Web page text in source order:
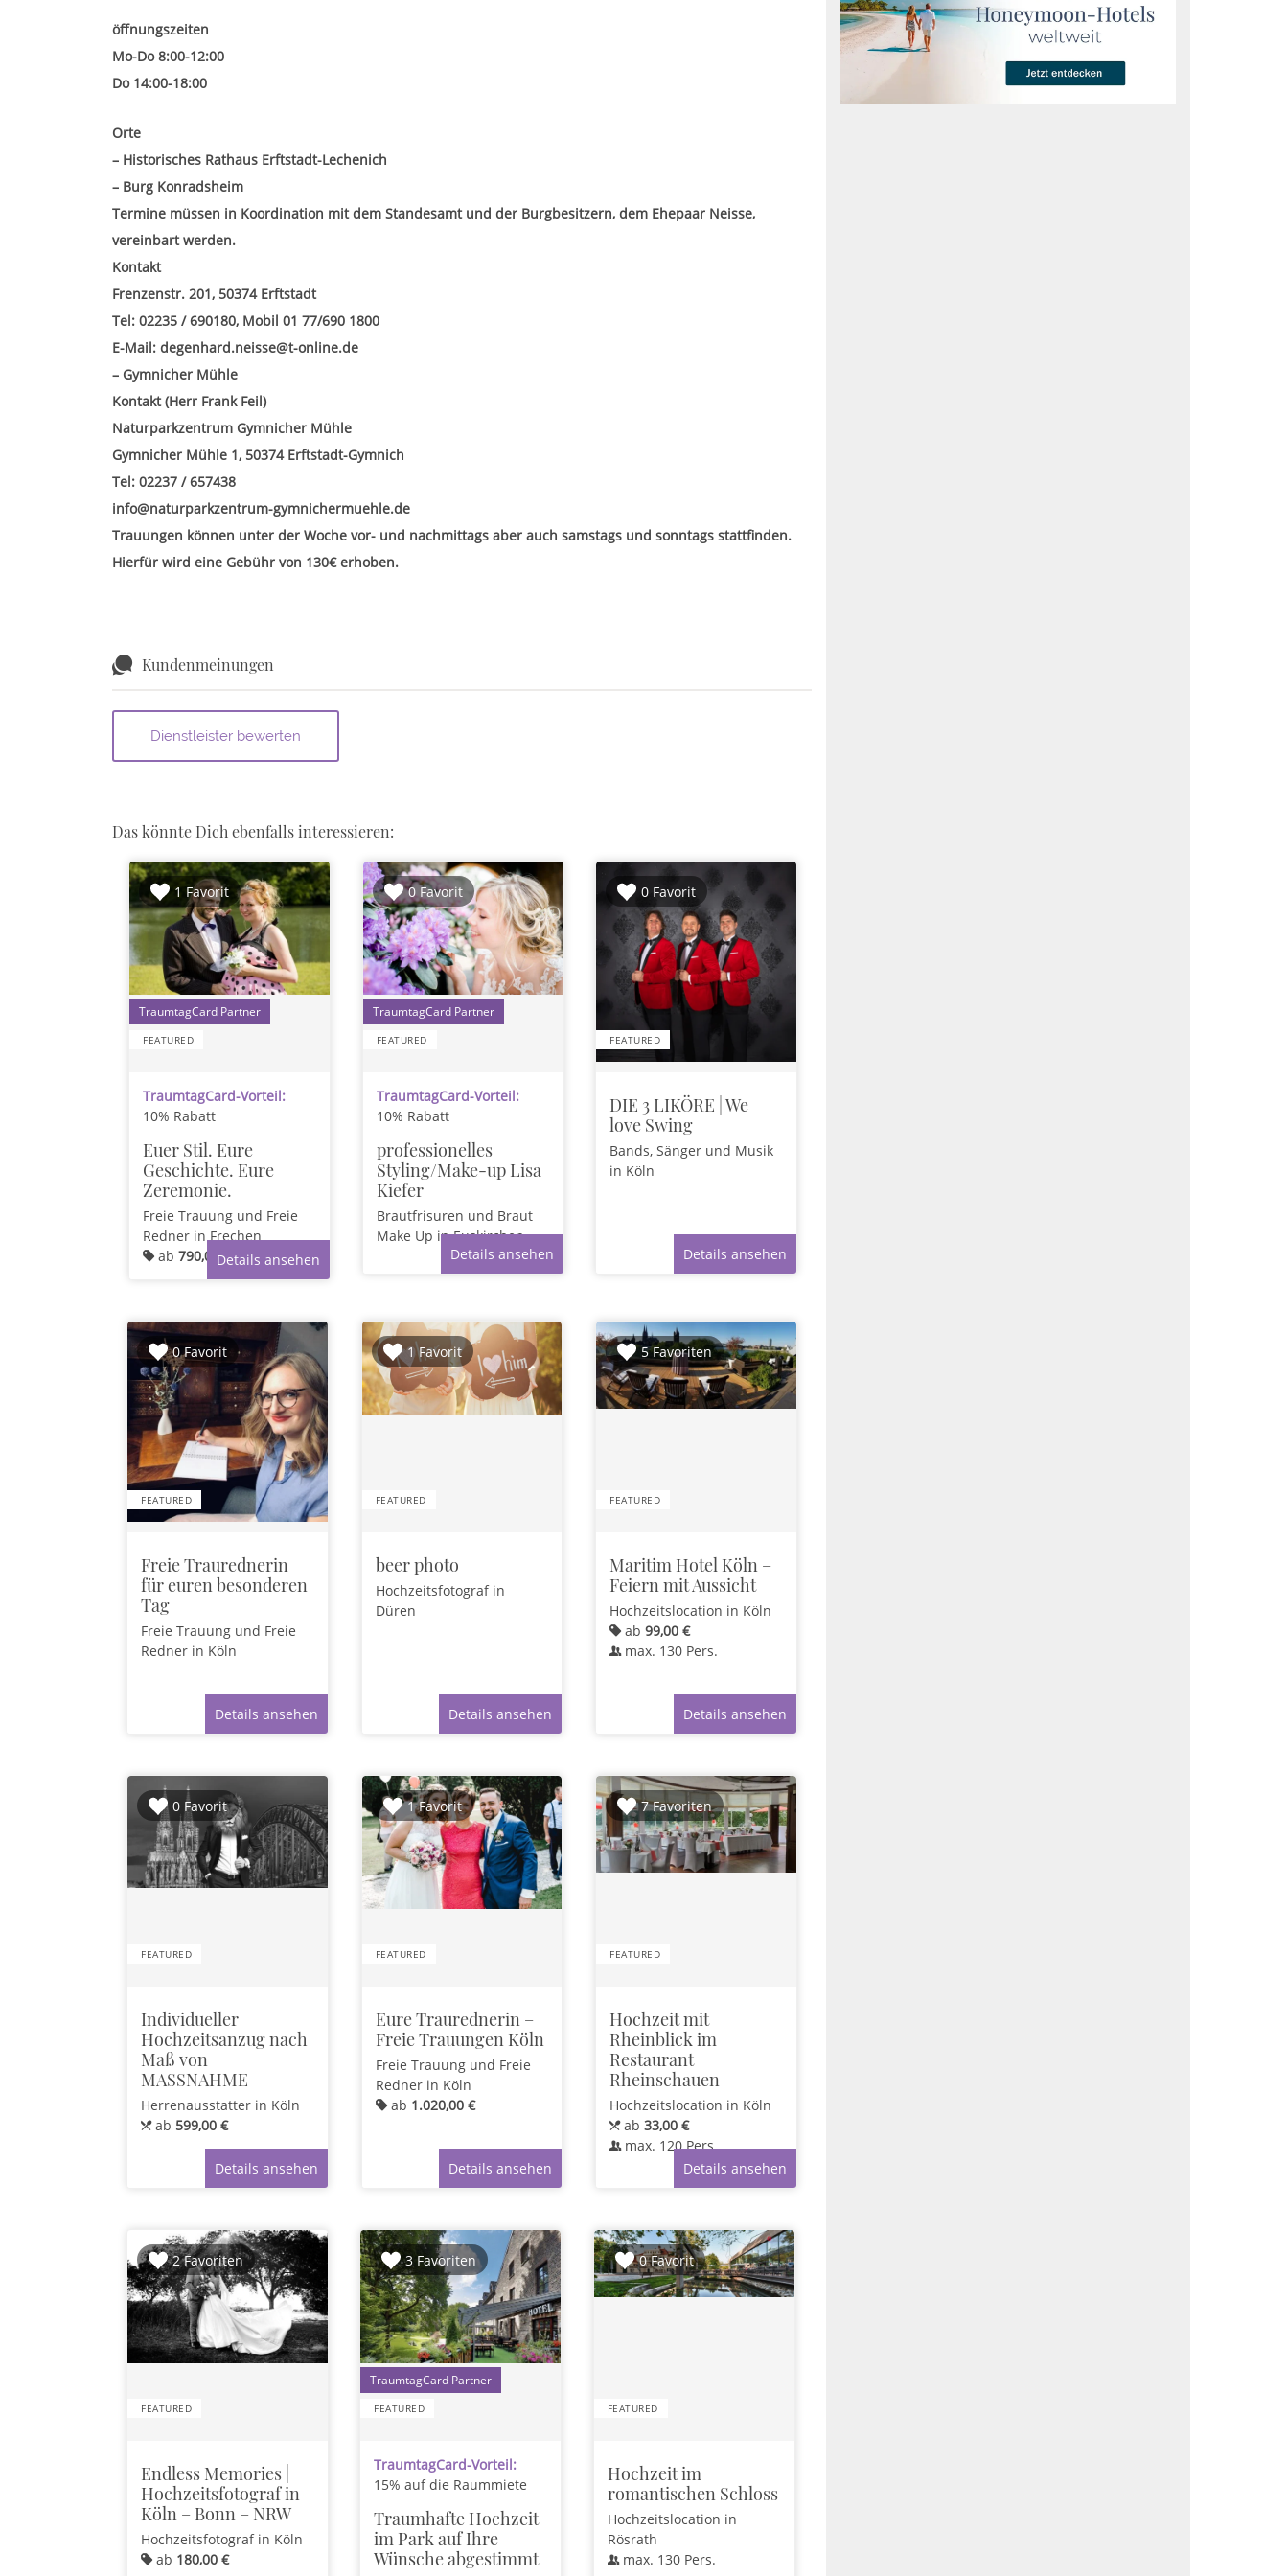
öffnungszeiten
Mo-Do 8:00-12:00
Do 14:00-18:00
Orte
– Historisches Rathaus Erftstadt-Lechenich
– Burg Konradsheim
Termine müssen in Koordination mit dem Standesamt und der Burgbesitzern, dem Ehepaar Neisse,
vereinbart werden.
Kontakt
Frenzenstr. 201, 50374 Erftstadt
Tel: 02235 / 690180, Mobil 01 77/690 1800
E-Mail: degenhard.neisse@t-online.de
– Gymnicher Mühle
Kontakt (Herr Frank Feil)
Naturparkzentrum Gymnicher Mühle
Gymnicher Mühle 1, 50374 Erftstadt-Gymnich
Tel: 02237 / 657438
info@naturparkzentrum-gymnichermuehle.de
Trauungen können unter der Woche vor- und nachmittags aber auch samstags und sonntags stattfinden.
Hierfür wird eine Gebühr von 130€ erhoben.
Kundenmeinungen
Das könnte Dich ebenfalls interessieren:
1 Favorit
FEATURED
TraumtagCard-Vorteil:
10% Rabatt
Euer Stil. Eure
Geschichte. Eure
Zeremonie.
Freie Trauung und Freie
Redner in Frechen
ab790,00 €Details ansehen
0 Favorit
FEATURED
TraumtagCard-Vorteil:
10% Rabatt
professionelles
Styling/Make-up Lisa
Kiefer
Brautfrisuren und Braut
Make Up in Euskirchen
Details ansehen
0 Favorit
FEATURED
DIE 3 LIKÖRE | We
love Swing
Bands, Sänger und Musik
in Köln
Details ansehen
0 Favorit
FEATURED
Freie Traurednerin
für euren besonderen
Tag
Freie Trauung und Freie
Redner in Köln
Details ansehen
1 Favorit
FEATURED
beer photo
Hochzeitsfotograf in
Düren
Details ansehen
5 Favoriten
FEATURED
Maritim Hotel Köln –
Feiern mit Aussicht
Hochzeitslocation in Köln
ab99,00 €
max. 130 Pers.
Details ansehen
0 Favorit
FEATURED
Individueller
Hochzeitsanzug nach
Maß von
MASSNAHME
Herrenausstatter in Köln
ab 599,00 €
Details ansehen
1 Favorit
FEATURED
Eure Traurednerin –
Freie Trauungen Köln
Freie Trauung und Freie
Redner in Köln
ab 1.020,00 €
Details ansehen
7 Favoriten
FEATURED
Hochzeit mit
Rheinblick im
Restaurant
Rheinschauen
Hochzeitslocation in Köln
ab33,00 €
max. 120Pers.
Details ansehen
2 Favoriten
FEATURED
Endless Memories |
Hochzeitsfotograf in
Köln – Bonn – NRW
Hochzeitsfotograf in Köln
ab 180,00 €
3 Favoriten
FEATURED
TraumtagCard-Vorteil:
15% auf die Raummiete
Traumhafte Hochzeit
im Park auf Ihre
Wünsche abgestimmt
0 Favorit
FEATURED
Hochzeit im
romantischen Schloss
Hochzeitslocation in
Rösrath
max. 130Pers.